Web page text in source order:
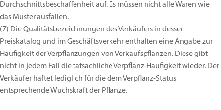
Durchschnittsbeschaffenheit auf. Es müssen nicht alle Waren wie
das Muster ausfallen.
(7) Die Qualitätsbezeichnungen des Verkäufers in dessen
Preiskatalog und im Geschäftsverkehr enthalten eine Angabe zur
Häufigkeit der Verpflanzungen von Verkaufspflanzen. Diese gibt
nicht in jedem Fall die tatsächliche Verpflanz-Häufigkeit wieder. Der
Verkäufer haftet lediglich für die dem Verpflanz-Status
entsprechende Wuchskraft der Pflanze.